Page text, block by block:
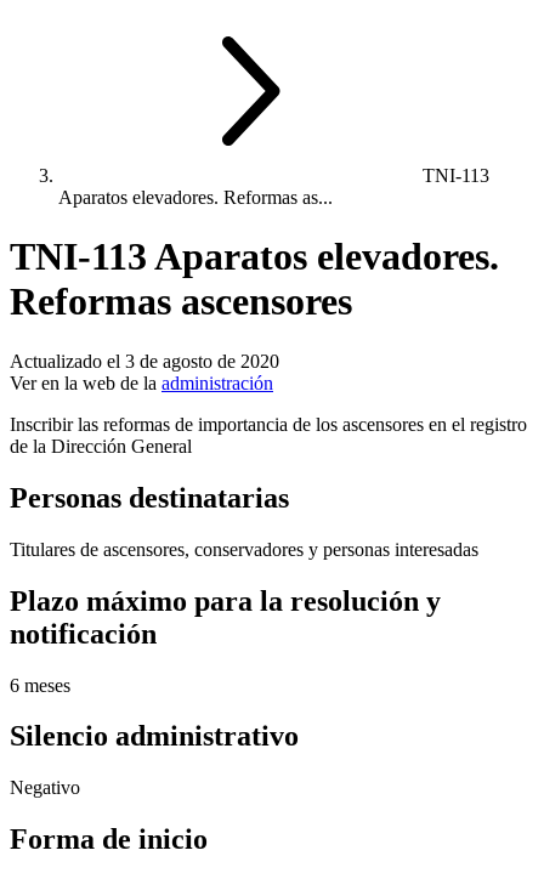
TNI-113
Aparatos elevadores. Reformas as...
TNI-113 Aparatos elevadores.
Reformas ascensores
Actualizado el 3 de agosto de 2020
Ver en la web de la administración
Inscribir las reformas de importancia de los ascensores en el registro
de la Dirección General
Personas destinatarias
Titulares de ascensores, conservadores y personas interesadas
Plazo máximo para la resolución y
notificación
6 meses
Silencio administrativo
Negativo
Forma de inicio